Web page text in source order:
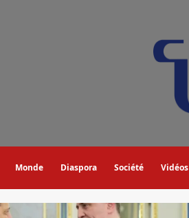
Monde Diaspora Société Vidéos